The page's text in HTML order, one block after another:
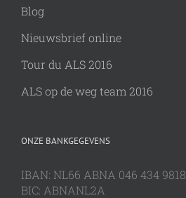
Blog
Nieuwsbrief online
Tour du ALS 2016
ALS op de weg team 2016
ONZE BANKGEGEVENS
IBAN: NL66 ABNA 046 434 9818
BIC: ABNANL2A